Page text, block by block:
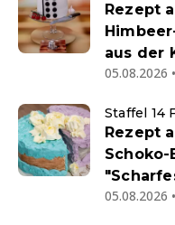
Rezept
aus der
05.08.2026
Staffel 14
Rezept
Schoko-
05.08.2026